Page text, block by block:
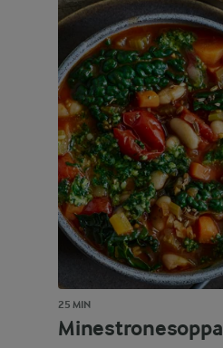
25 MIN
Minestronesoppa